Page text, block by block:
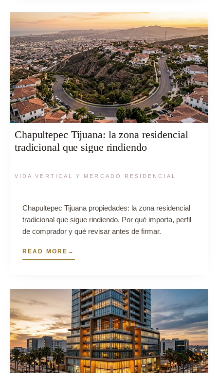
Chapultepec Tijuana: la zona residencial
tradicional que sigue rindiendo
VIDA VERTICAL Y MERCADO RESIDENCIAL
Chapultepec Tijuana propiedades: la zona residencial
tradicional que sigue rindiendo. Por qué importa, perfil
de comprador y qué revisar antes de firmar.
READ MORE